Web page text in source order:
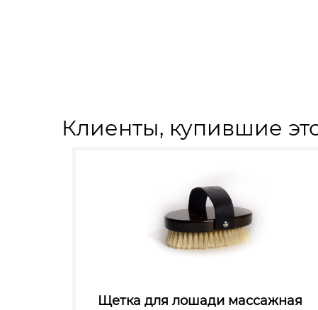
Клиенты, купившие
Щетка для лошади массажная